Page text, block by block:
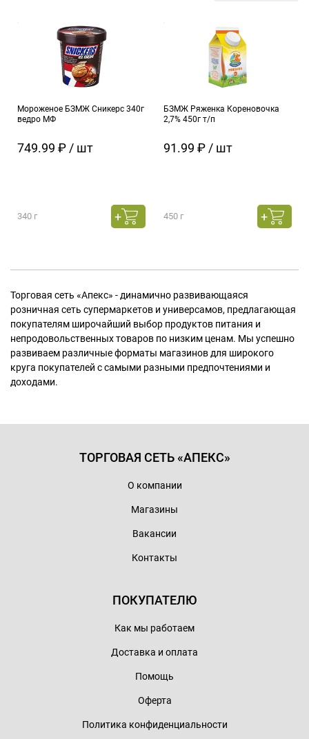
Мороженое БЗМЖ Сникерс 340г
ведро МФ
749.99 ₽ / шт
340 г
БЗМЖ Ряженка Кореновочка
2,7% 450г т/п
91.99 ₽ / шт
450 г
Торговая сеть «Апекс» - динамично развивающаяся
розничная сеть супермаркетов и универсамов, предлагающая
покупателям широчайший выбор продуктов питания и
непродовольственных товаров по низким ценам. Мы успешно
развиваем различные форматы магазинов для широкого
круга покупателей с самыми разными предпочтениями и
доходами.
ТОРГОВАЯ СЕТЬ «АПЕКС»
О компании
Магазины
Вакансии
Контакты
ПОКУПАТЕЛЮ
Как мы работаем
Доставка и оплата
Помощь
Оферта
Политика конфиденциальности